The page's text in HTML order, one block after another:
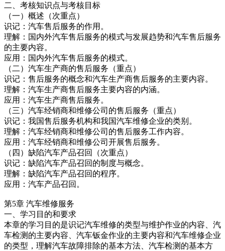
二、考核知识点与考核目标
（一）概述（次重点）
识记：汽车售后服务的作用。
理解：国内外汽车售后服务的模式与发展趋势和汽车售后服务
的主要内容。
应用：国内外汽车售后服务的模式。
（二）汽车生产商的售后服务（重点）
识记：售后服务的概念和汽车生产商售后服务的主要内容。
理解：汽车生产商售后服务主要内容的内涵。
应用：汽车生产商售后服务。
（三）汽车经销商和维修公司的售后服务（重点）
识记：我国售后服务机构和我国汽车维修企业的类别。
理解：汽车经销商和维修公司的售后服务工作内容。
应用：汽车经销商和维修公司开展售后服务。
（四）缺陷汽车产品召回（次重点）
识记：缺陷汽车产品召回的制度与概念。
理解：缺陷汽车产品召回的程序。
应用：汽车产品召回。
第5章 汽车维修服务
一、学习目的和要求
本章的学习目的是识记汽车维修的类型与维护作业的内容、汽
车检测的主要内容、汽车钣金作业的主要内容和汽车维修企业
的类型，理解汽车故障排除的基本方法、汽车检测的基本方